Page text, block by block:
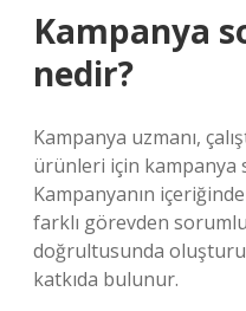
Kampanya
nedir?
Kampanya uzmanı,
ürünleri için kampanya
Kampanyanın
farklı görevden
doğrultusunda
katkıda bulunur.